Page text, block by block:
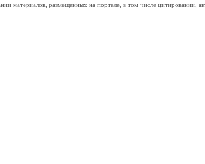
материалов, размещенных на портале, в том числе цитировании,